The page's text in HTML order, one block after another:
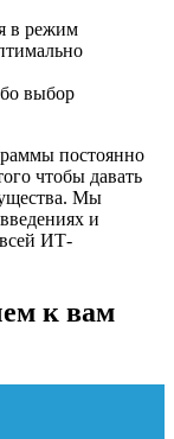
в режим
выбор
постоянно
чтобы давать
Мы
и
ИТ-
к вам